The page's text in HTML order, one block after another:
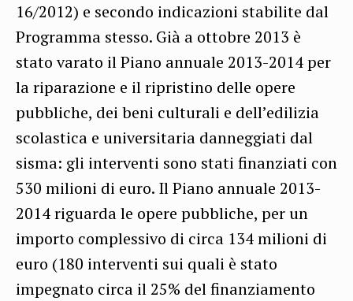
16/2012) e secondo indicazioni stabilite dal
Programma stesso. Già a ottobre 2013 è
stato varato il Piano annuale 2013-2014 per
la riparazione e il ripristino delle opere
pubbliche, dei beni culturali e dell’edilizia
scolastica e universitaria danneggiati dal
sisma: gli interventi sono stati finanziati con
530 milioni di euro. Il Piano annuale 2013-
2014 riguarda le opere pubbliche, per un
importo complessivo di circa 134 milioni di
euro (180 interventi sui quali è stato
impegnato circa il 25% del finanziamento